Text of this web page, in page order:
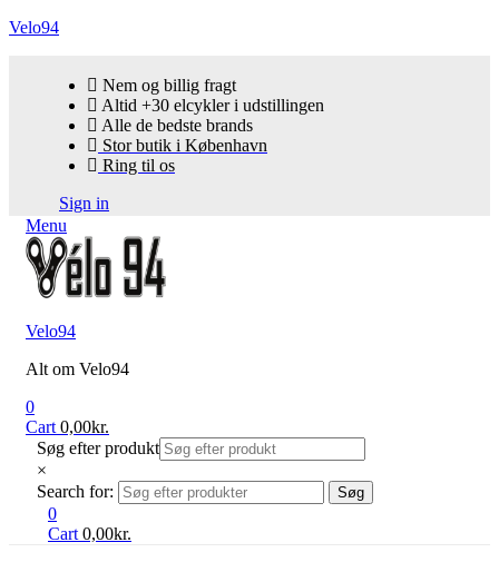
Velo94
Nem og billig fragt
Altid +30 elcykler i udstillingen
Alle de bedste brands
Stor butik i København
Ring til os
Sign in
Menu
Velo94
Alt om Velo94
0
Cart 0,00kr.
Søg efter produkt
×
Search for:
Søg
0
Cart 0,00kr.